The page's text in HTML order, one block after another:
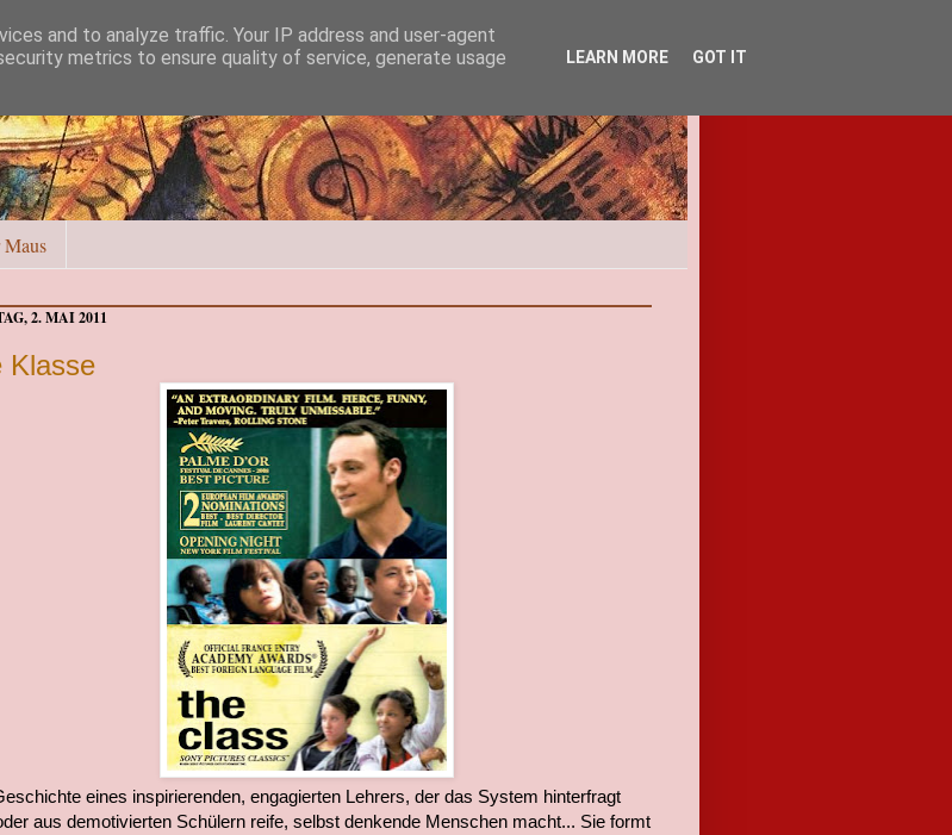
Maus
2. MAI 2011
Klasse
eines inspirierenden, engagierten Lehrers, der das System hinterfragt
aus demotivierten Schülern reife, selbst denkende Menschen macht... Sie formt
and to analyze traffic. Your IP address and user-agent
metrics to ensure quality of service, generate usage
LEARN MORE GOT IT